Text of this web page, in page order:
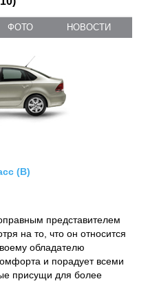
ФОТО НОВОСТИ
(B)
представителем
на то, что он относится
обладателю
и порадует всеми
присущи для более